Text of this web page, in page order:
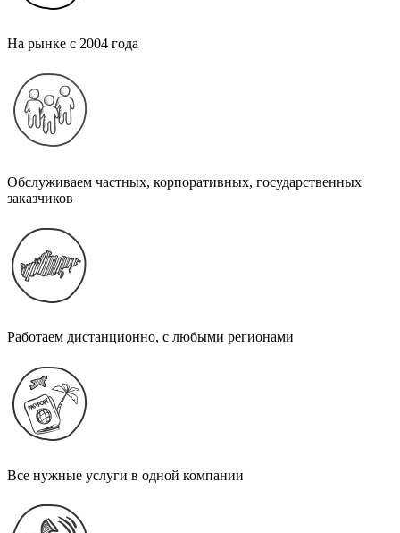
На рынке с 2004 года
Обслуживаем частных, корпоративных, государственных
заказчиков
Работаем дистанционно, с любыми регионами
Все нужные услуги в одной компании